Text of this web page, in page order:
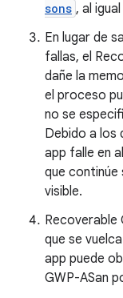
sons , al
En lugar de
fallas, el
dañe la
el proceso
no se
Debido a los
app falle en
que continúe
visible.
Recoverable
que se
app puede
GWP-ASan